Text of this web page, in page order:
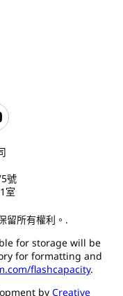
號
室
留所有權利。.
for storage will be
for formatting and
flashcapacity.
by Creative